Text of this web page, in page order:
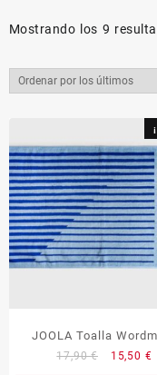
Mostrando los 9
JOOLA Toalla
17,90€
El
15,50 €El